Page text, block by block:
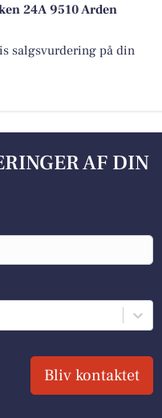
24A 9510 Arden
salgsvurdering på din
AF DIN
Bliv kontaktet